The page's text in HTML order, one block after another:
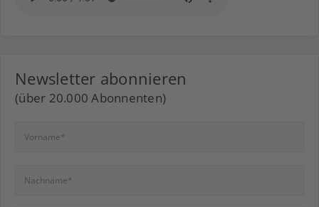
Newsletter abonnieren
(über 20.000 Abonnenten)